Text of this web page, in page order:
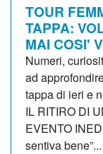
TOUR
TAPPA:
MAI COSI'
Numeri,
ad
tappa di ieri e
IL RITIRO DI
EVENTO
sentiva bene”...